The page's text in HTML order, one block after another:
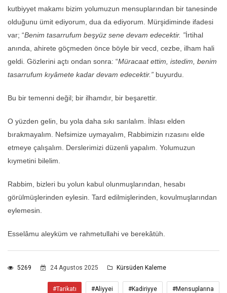
kutbiyyet makamı bizim yolumuzun mensuplarından bir tanesinde
olduğunu ümit ediyorum, dua da ediyorum. Mürşidiminde ifadesi
var; “Benim tasarrufum beşyüz sene devam edecektir. ”İrtihal
anında, ahirete göçmeden önce böyle bir vecd, cezbe, ilham hali
geldi. Gözlerini açtı ondan sonra: “Müracaat ettim, istedim, benim
tasarrufum kıyâmete kadar devam edecektir.” buyurdu.
Bu bir temenni değil; bir ilhamdır, bir beşarettir.
O yüzden gelin, bu yola daha sıkı sarılalım. İhlası elden
bırakmayalım. Nefsimize uymayalım, Rabbimizin rızasını elde
etmeye çalışalım. Derslerimizi düzenli yapalım. Yolumuzun
kıymetini bilelim.
Rabbim, bizleri bu yolun kabul olunmuşlarından, hesabı
görülmüşlerinden eylesin. Tard edilmişlerinden, kovulmuşlarından
eylemesin.
Esselâmu aleyküm ve rahmetullahi ve berekâtüh.
5269 24 Agustos 2025 Kürsüden Kaleme
#Tarikatı #Aliyyei #Kadiriyye #Mensuplarına